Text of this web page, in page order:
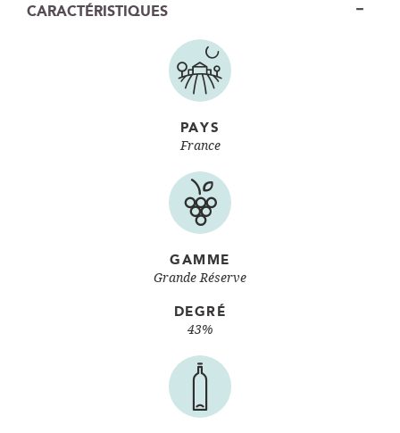
CARACTÉRISTIQUES
PAYS
France
GAMME
Grande Réserve
DEGRÉ
43%